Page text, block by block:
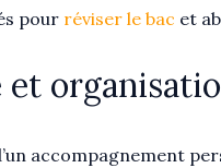
pour réviser le bac et
et
accompagnement